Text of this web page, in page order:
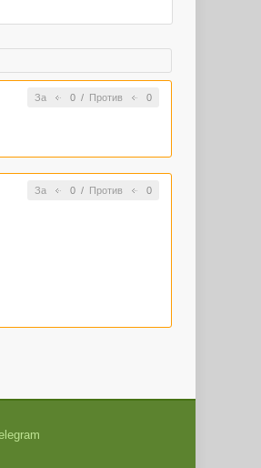
За 0/ Против 0
За 0/ Против 0